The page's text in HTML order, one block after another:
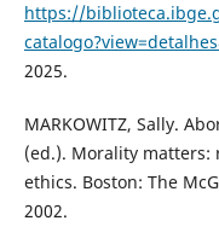
https://
2025.
MARKOWITZ, Sally.
(ed.). Morality matters:
ethics. Boston: The
2002.